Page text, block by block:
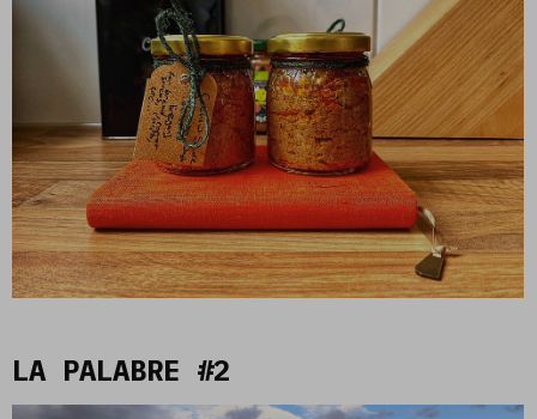
LA PALABRE #2